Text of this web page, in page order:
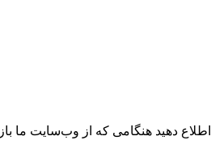
دهید هنگامی که از وب‌سایت ما باز